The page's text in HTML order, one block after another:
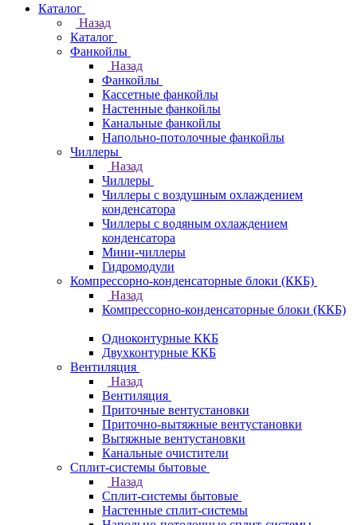
Каталог
Назад
Каталог
Фанкойлы
Назад
Фанкойлы
Кассетные фанкойлы
Настенные фанкойлы
Канальные фанкойлы
Напольно-потолочные фанкойлы
Чиллеры
Назад
Чиллеры
Чиллеры с воздушным охлаждением
конденсатора
Чиллеры с водяным охлаждением
конденсатора
Мини-чиллеры
Гидромодули
Компрессорно-конденсаторные блоки (ККБ)
Назад
Компрессорно-конденсаторные блоки (ККБ)
Одноконтурные ККБ
Двухконтурные ККБ
Вентиляция
Назад
Вентиляция
Приточные вентустановки
Приточно-вытяжные вентустановки
Вытяжные вентустановки
Канальные очистители
Сплит-системы бытовые
Назад
Сплит-системы бытовые
Настенные сплит-системы